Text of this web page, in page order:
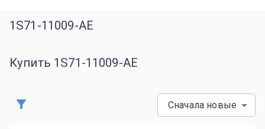
1S71-11009-AE
Купить 1S71-11009-AE
Сначала новые